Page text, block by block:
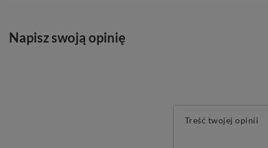
Napisz swoją opinię
Treść twojej opinii